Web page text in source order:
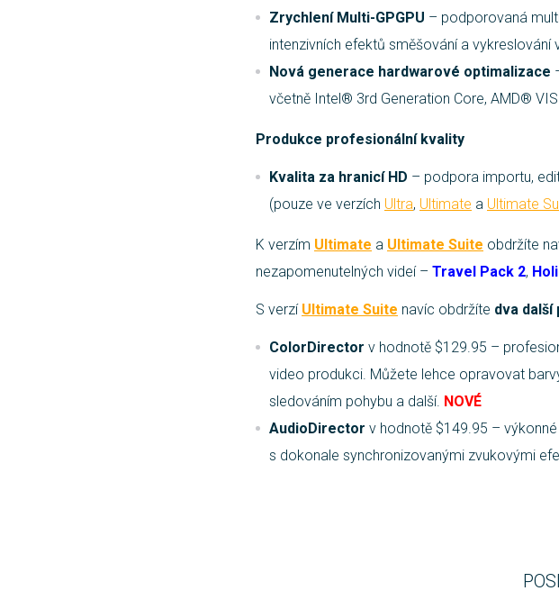
Zrychlení Multi-GPGPU – podporovaná
intenzivních efektů směšování a vykreslování
Nová generace hardwarové optimalizace
včetně Intel® 3rd Generation Core, AMD®
Produkce profesionální kvality
Kvalita za hranicí HD – podpora importu,
(pouze ve verzích Ultra, Ultimate a Ultimate
K verzím Ultimate a Ultimate Suite obdržíte
nezapomenutelných videí – Travel Pack 2,
S verzí Ultimate Suite navíc obdržíte dva další
ColorDirector v hodnotě $129.95 –
video produkci. Můžete lehce opravovat
sledováním pohybu a další. NOVÉ
AudioDirector v hodnotě $149.95 –
s dokonale synchronizovanými zvukovými